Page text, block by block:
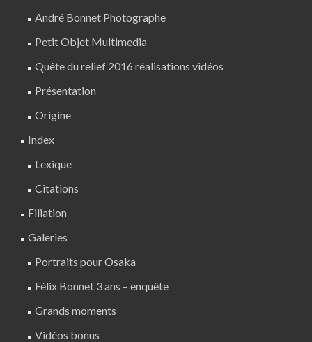
André Bonnet Photographe
Petit Objet Multimedia
Quête du relief 2016 réalisations vidéos
Présentation
Origine
Index
Lexique
Citations
Filiation
Galeries
Portraits pour Osaka
Félix Bonnet 3 ans – enquête
Grands moments
Vidéos bonus